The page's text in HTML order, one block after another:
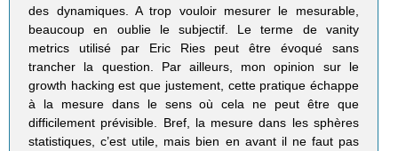
des dynamiques. A trop vouloir mesurer le mesurable,
beaucoup en oublie le subjectif. Le terme de vanity
metrics utilisé par Eric Ries peut être évoqué sans
trancher la question. Par ailleurs, mon opinion sur le
growth hacking est que justement, cette pratique échappe
à la mesure dans le sens où cela ne peut être que
difficilement prévisible. Bref, la mesure dans les sphères
statistiques, c’est utile, mais bien en avant il ne faut pas